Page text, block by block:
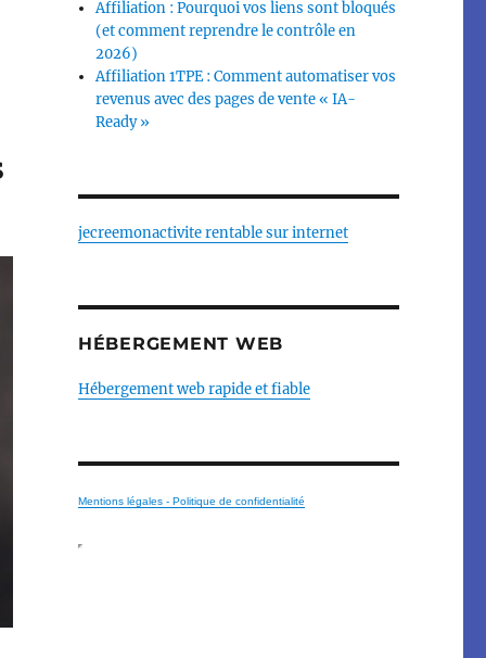
Affiliation : Pourquoi vos liens sont bloqués
(et comment reprendre le contrôle en
2026)
Affiliation 1TPE : Comment automatiser vos
revenus avec des pages de vente « IA-
Ready »
jecreemonactivite rentable sur internet
HÉBERGEMENT WEB
Hébergement web rapide et fiable
Mentions légales - Politique de confidentialité